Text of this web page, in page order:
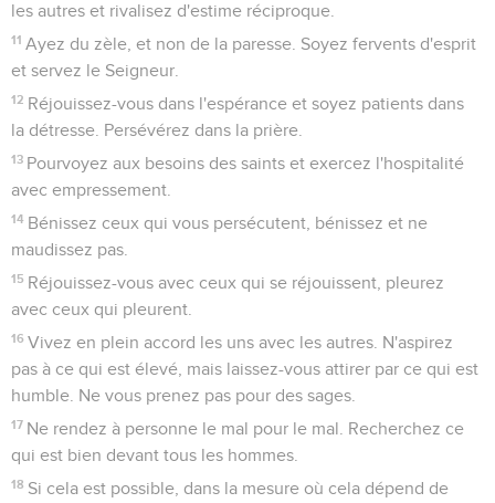
les autres et rivalisez d'estime réciproque.
11 Ayez du zèle, et non de la paresse. Soyez fervents d'esprit
et servez le Seigneur.
12 Réjouissez-vous dans l'espérance et soyez patients dans
la détresse. Persévérez dans la prière.
13 Pourvoyez aux besoins des saints et exercez l'hospitalité
avec empressement.
14 Bénissez ceux qui vous persécutent, bénissez et ne
maudissez pas.
15 Réjouissez-vous avec ceux qui se réjouissent, pleurez
avec ceux qui pleurent.
16 Vivez en plein accord les uns avec les autres. N'aspirez
pas à ce qui est élevé, mais laissez-vous attirer par ce qui est
humble. Ne vous prenez pas pour des sages.
17 Ne rendez à personne le mal pour le mal. Recherchez ce
qui est bien devant tous les hommes.
18 Si cela est possible, dans la mesure où cela dépend de